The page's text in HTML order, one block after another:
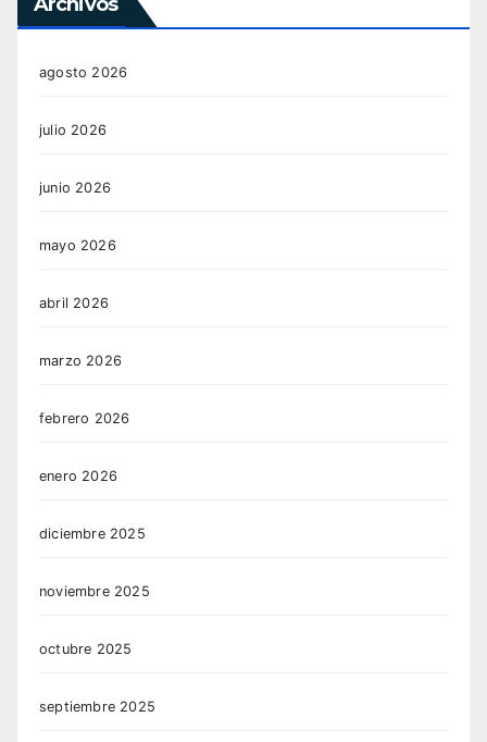
agosto 2026
julio 2026
junio 2026
mayo 2026
abril 2026
marzo 2026
febrero 2026
enero 2026
diciembre 2025
noviembre 2025
octubre 2025
septiembre 2025